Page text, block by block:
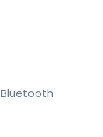
Bluetooth